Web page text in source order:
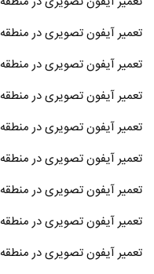
تعمیر آیفون تصویری در منطقه 6 تهران
تعمیر آیفون تصویری در منطقه 7 تهران
تعمیر آیفون تصویری در منطقه 8 تهران
تعمیر آیفون تصویری در منطقه 9 تهران
تعمیر آیفون تصویری در منطقه 10 تهران
تعمیر آیفون تصویری در منطقه 11 تهران
تعمیر آیفون تصویری در منطقه 12 تهران
تعمیر آیفون تصویری در منطقه 13 تهران